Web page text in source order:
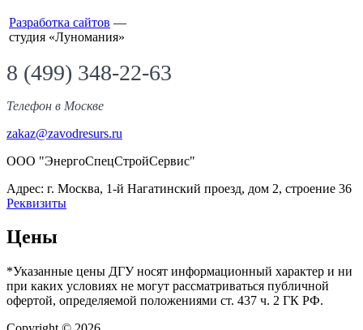
Разработка сайтов —
студия «Луномания»
8 (499) 348-22-63
Телефон в Москве
zakaz@zavodresurs.ru
ООО "ЭнергоСпецСтройСервис"
Адрес: г. Москва, 1-й Нагатинский проезд, дом 2, строение 36
Реквизиты
Цены
*Указанные цены ДГУ носят информационный характер и ни
при каких условиях не могут рассматриваться публичной
офертой, определяемой положениями ст. 437 ч. 2 ГК РФ.